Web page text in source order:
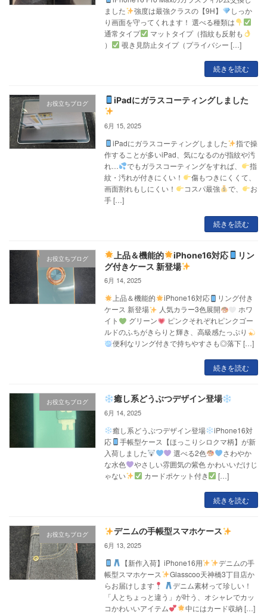
ました
強度は最強クラスの【9H】
しっか
り画面を守ってくれます！ 選べる種類は
通常タイプ
マットタイプ（指紋も反射も
）
覗き見防止タイプ（プライバシー […]
続きを読む
お役立ちブログ iPadにガラスコーティングしました
6月 15, 2025
iPadにガラスコーティングしました
指で操
作することが多いiPad、気になるのが指紋や汚
れ…
でもガラスコーティングをすれば、
指
紋・汚れが付きにくい！
傷もつきにくくて、
画面割れもしにくい！
コスパ最強 で、
お
手 […]
続きを読む
お役立ちブログ 上品＆機能的 iPhone16対応
リン
グ付きケース 新登場
6月 14, 2025
上品＆機能的 iPhone16対応
リング付き
ケース 新登場
人気カラー3色展開
ホワ
イト
グリーン
ピンクそれぞれピンクゴー
ルドのふちがきらりと輝き、高級感たっぷり
便利なリング付きで持ちやすさも◎落下 […]
続きを読む
お役立ちブログ 癒し系どうぶつデザイン登場
6月 14, 2025
癒し系どうぶつデザイン登場
iPhone16対
応
手帳型ケース【ほっこりシロクマ柄】が新
入荷しました
選べる2色
さわやか
な水色
やさしい雰囲気の紫色 かわいいだけじ
ゃない
カードポケット付き […]
続きを読む
お役立ちブログ デニムの手帳型スマホケース
6月 13, 2025
【新作入荷】iPhone16用
デニムの手
帳型スマホケース
Glasscoo天神橋3丁目店か
らお届けします
デニム素材って珍しい！
「人とちょっと違う」が叶う、オシャレでカッ
コかわいいアイテム
中にはカード収納 […]